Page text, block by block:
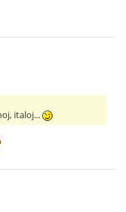
italoj...